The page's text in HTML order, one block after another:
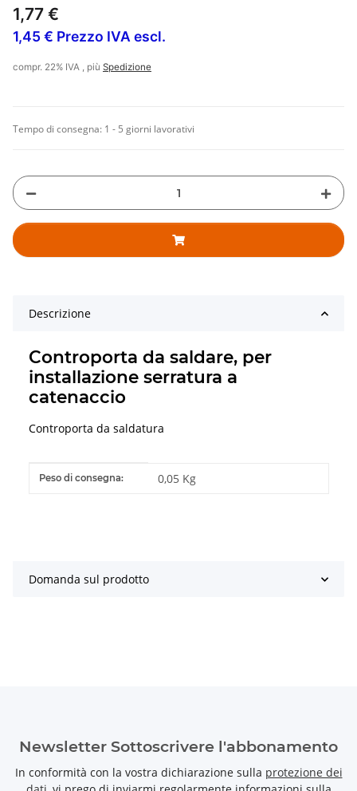
1,77 €
1,45 € Prezzo IVA escl.
compr. 22% IVA , più Spedizione
Tempo di consegna: 1 - 5 giorni lavorativi
Descrizione
Controporta da saldare, per
installazione serratura a
catenaccio
Controporta da saldatura
#productDetails.itemInformation#
#productDetails.itemValue#
Peso di consegna: 0,05 Kg
Domanda sul prodotto
Newsletter Sottoscrivere l'abbonamento
In conformità con la vostra dichiarazione sulla protezione dei